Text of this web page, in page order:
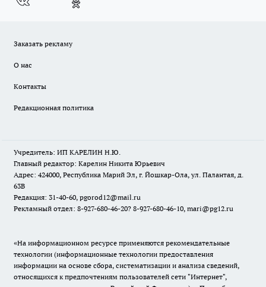
Заказать рекламу
О нас
Контакты
Редакционная политика
Учредитель: ИП КАРЕЛИН Н.Ю.
Главный редактор: Карелин Никита Юрьевич
Адрес: 424000, Республика Марий Эл, г. Йошкар-Ола, ул. Палантая, д.
63В
Редакция: 31-40-60, pgorod12@mail.ru
Рекламный отдел: 8-927-680-46-20? 8-927-680-46-10, mari@pg12.ru
«На информационном ресурсе применяются рекомендательные
технологии (информационные технологии предоставления
информации на основе сбора, систематизации и анализа сведений,
относящихся к предпочтениям пользователей сети "Интернет",